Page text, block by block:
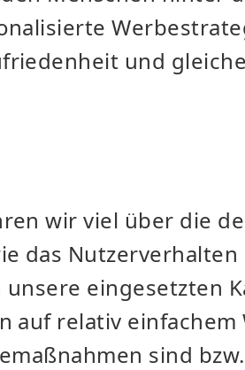
und
wir viel über die
das
eingesetzten
auf relativ
sind